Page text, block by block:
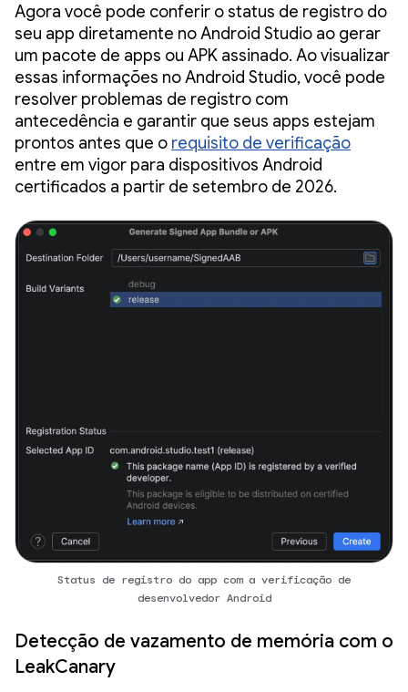
Agora você pode conferir o status de registro do
seu app diretamente no Android Studio ao gerar
um pacote de apps ou APK assinado. Ao visualizar
essas informações no Android Studio, você pode
resolver problemas de registro com
antecedência e garantir que seus apps estejam
prontos antes que o requisito de verificação
entre em vigor para dispositivos Android
certificados a partir de setembro de 2026.
Status de registro do app com a verificação de
desenvolvedor Android
Detecção de vazamento de memória com o
LeakCanary